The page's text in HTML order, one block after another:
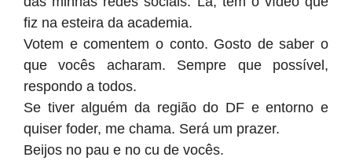
fiz na esteira da academia.
Votem e comentem o conto. Gosto de saber o
que vocês acharam. Sempre que possível,
respondo a todos.
Se tiver alguém da região do DF e entorno e
quiser foder, me chama. Será um prazer.
Beijos no pau e no cu de vocês.